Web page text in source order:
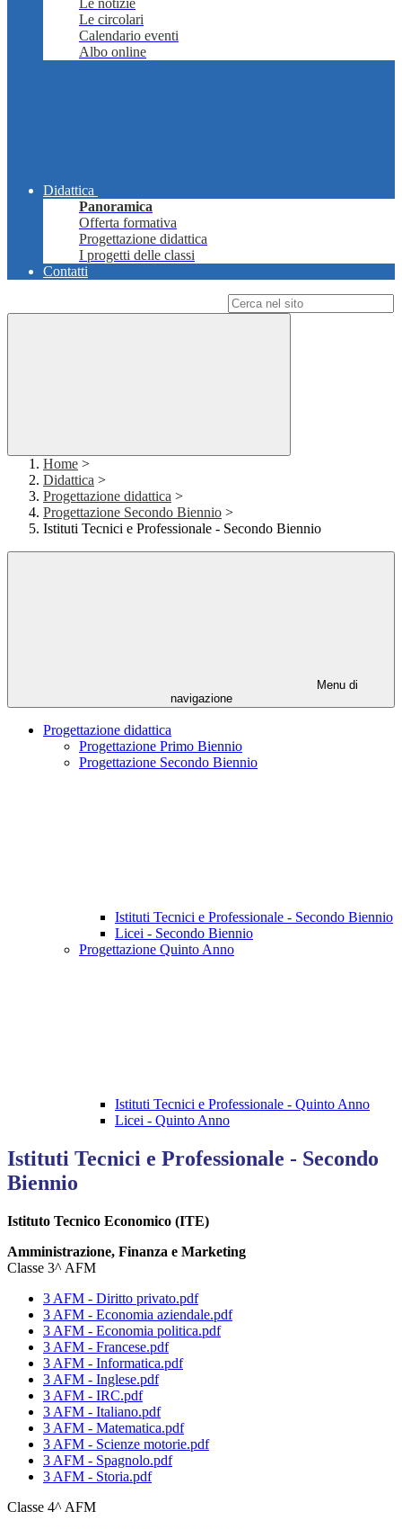
Le notizie
Le circolari
Calendario eventi
Albo online
Didattica
Panoramica
Offerta formativa
Progettazione didattica
I progetti delle classi
Contatti
Home >
Didattica >
Progettazione didattica >
Progettazione Secondo Biennio >
Istituti Tecnici e Professionale - Secondo Biennio
Menu di
navigazione
Progettazione didattica
Progettazione Primo Biennio
Progettazione Secondo Biennio
Istituti Tecnici e Professionale - Secondo Biennio
Licei - Secondo Biennio
Progettazione Quinto Anno
Istituti Tecnici e Professionale - Quinto Anno
Licei - Quinto Anno
Istituti Tecnici e Professionale - Secondo
Biennio
Istituto Tecnico Economico (ITE)
Amministrazione, Finanza e Marketing
Classe 3^ AFM
3 AFM - Diritto privato.pdf
3 AFM - Economia aziendale.pdf
3 AFM - Economia politica.pdf
3 AFM - Francese.pdf
3 AFM - Informatica.pdf
3 AFM - Inglese.pdf
3 AFM - IRC.pdf
3 AFM - Italiano.pdf
3 AFM - Matematica.pdf
3 AFM - Scienze motorie.pdf
3 AFM - Spagnolo.pdf
3 AFM - Storia.pdf
Classe 4^ AFM